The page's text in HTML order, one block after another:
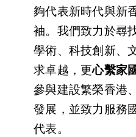
夠代表新時代與新
袖。我們致力於尋
學術、科技創新、
求卓越，更心繫家
參與建設繁榮香港
發展，並致力服務
代表。